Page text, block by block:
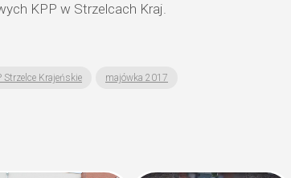
KPP w Strzelcach Kraj.
Strzelce Krajeńskie majówka 2017